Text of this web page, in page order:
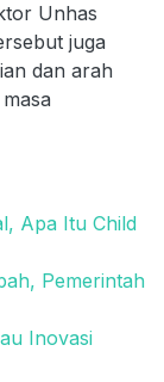
Unhas
juga
dan arah
Apa Itu Child
Pemerintah
Inovasi